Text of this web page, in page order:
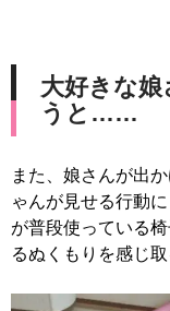
大好きな
うと……
また、娘さんが出
ゃんが見せる行動
が普段使っている
るぬくもりを感じ取